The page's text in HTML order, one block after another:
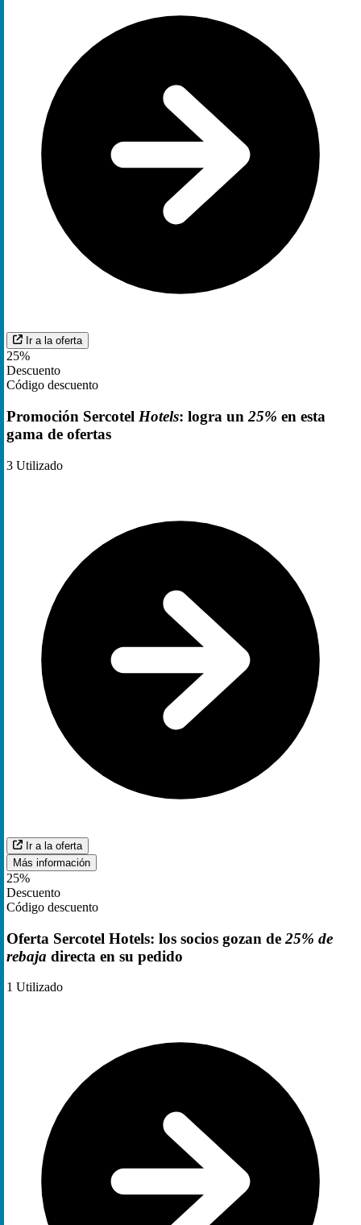
Ir a la oferta
25%
Descuento
Código descuento
Promoción Sercotel Hotels: logra un 25% en esta
gama de ofertas
3 Utilizado
Ir a la oferta
Más información
25%
Descuento
Código descuento
Oferta Sercotel Hotels: los socios gozan de 25% de
rebaja directa en su pedido
1 Utilizado